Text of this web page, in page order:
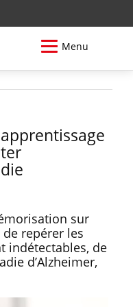
Menu
sur
repérer les
indétectables, de
d’Alzheimer,